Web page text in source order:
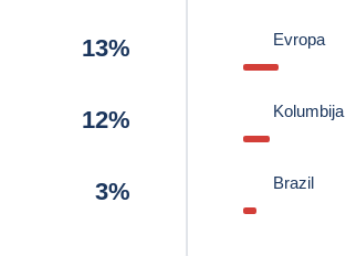
13%
12%
3%
Evropa
Kolumbija
Brazil